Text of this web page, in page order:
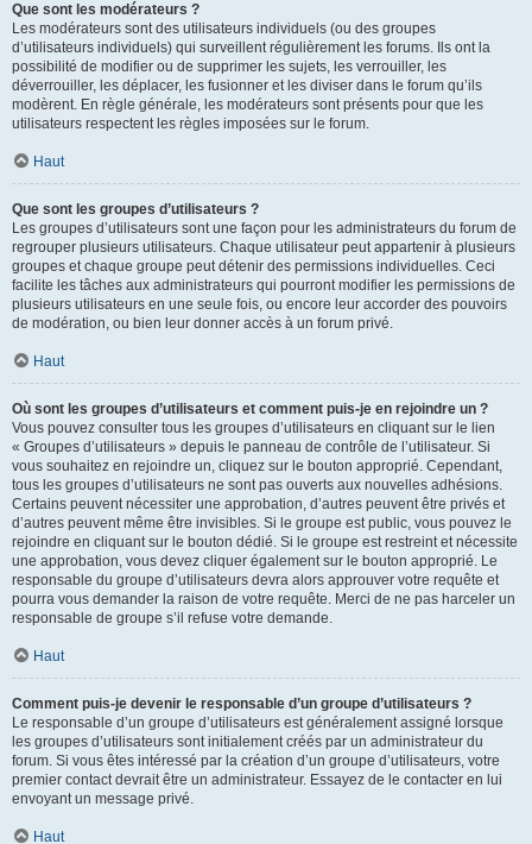
Que sont les modérateurs ?
Les modérateurs sont des utilisateurs individuels (ou des groupes
d’utilisateurs individuels) qui surveillent régulièrement les forums. Ils ont la
possibilité de modifier ou de supprimer les sujets, les verrouiller, les
déverrouiller, les déplacer, les fusionner et les diviser dans le forum qu’ils
modèrent. En règle générale, les modérateurs sont présents pour que les
utilisateurs respectent les règles imposées sur le forum.
Haut
Que sont les groupes d’utilisateurs ?
Les groupes d’utilisateurs sont une façon pour les administrateurs du forum de
regrouper plusieurs utilisateurs. Chaque utilisateur peut appartenir à plusieurs
groupes et chaque groupe peut détenir des permissions individuelles. Ceci
facilite les tâches aux administrateurs qui pourront modifier les permissions de
plusieurs utilisateurs en une seule fois, ou encore leur accorder des pouvoirs
de modération, ou bien leur donner accès à un forum privé.
Haut
Où sont les groupes d’utilisateurs et comment puis-je en rejoindre un ?
Vous pouvez consulter tous les groupes d’utilisateurs en cliquant sur le lien
« Groupes d’utilisateurs » depuis le panneau de contrôle de l’utilisateur. Si
vous souhaitez en rejoindre un, cliquez sur le bouton approprié. Cependant,
tous les groupes d’utilisateurs ne sont pas ouverts aux nouvelles adhésions.
Certains peuvent nécessiter une approbation, d’autres peuvent être privés et
d’autres peuvent même être invisibles. Si le groupe est public, vous pouvez le
rejoindre en cliquant sur le bouton dédié. Si le groupe est restreint et nécessite
une approbation, vous devez cliquer également sur le bouton approprié. Le
responsable du groupe d’utilisateurs devra alors approuver votre requête et
pourra vous demander la raison de votre requête. Merci de ne pas harceler un
responsable de groupe s’il refuse votre demande.
Haut
Comment puis-je devenir le responsable d’un groupe d’utilisateurs ?
Le responsable d’un groupe d’utilisateurs est généralement assigné lorsque
les groupes d’utilisateurs sont initialement créés par un administrateur du
forum. Si vous êtes intéressé par la création d’un groupe d’utilisateurs, votre
premier contact devrait être un administrateur. Essayez de le contacter en lui
envoyant un message privé.
Haut